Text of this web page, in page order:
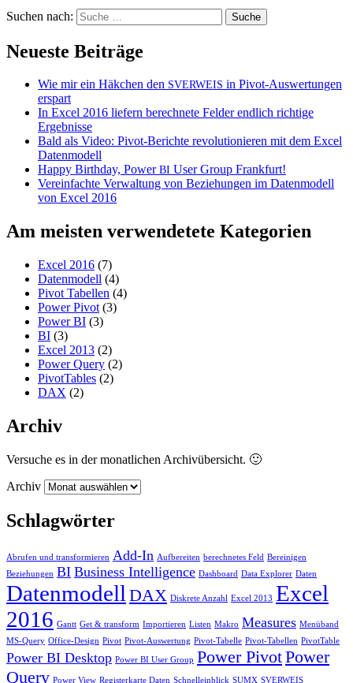
Suchen nach:
Neueste Beiträge
Wie mir ein Häkchen den SVERWEIS in Pivot-Auswertungen
erspart
In Excel 2016 liefern berechnete Felder endlich richtige
Ergebnisse
Bald als Video: Pivot-Berichte revolutionieren mit dem Excel
Datenmodell
Happy Birthday, PowerBI User Group Frankfurt!
Vereinfachte Verwaltung von Beziehungen im Datenmodell
von Excel 2016
Am meisten verwendetete Kategorien
Excel 2016 (7)
Datenmodell (4)
Pivot Tabellen (4)
Power Pivot (3)
Power BI (3)
BI (3)
Excel 2013 (2)
Power Query (2)
PivotTables (2)
DAX (2)
Archiv
Versuche es in der monatlichen Archivübersicht. 🙂
Archiv
Schlagwörter
Abrufen und transformieren Add-In Aufbereiten berechnetes Feld Bereinigen
Beziehungen BI Business Intelligence Dashboard Data Explorer Daten
Datenmodell DAX Diskrete Anzahl Excel 2013 Excel
2016 Gantt Get & transform Importieren Listen Makro Measures Menüband
MS-Query Office-Design Pivot Pivot-Auswertung Pivot-Tabelle Pivot-Tabellen PivotTable
Power BI Desktop Power BI User Group Power PivotPower
Query Power View Registerkarte Daten Schnelleinblick SUMX SVERWEIS